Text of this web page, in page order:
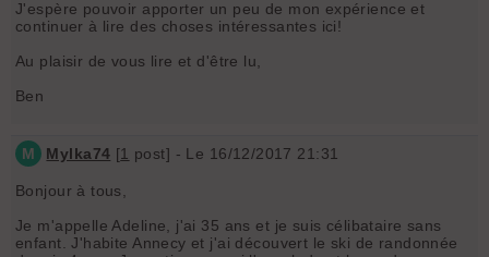
J'espère pouvoir apporter un peu de mon expérience et
continuer à lire des choses intéressantes ici!
Au plaisir de vous lire et d'être lu,
Ben
M Mylka74 [1 post] - Le 16/12/2017 21:31
Bonjour à tous,
Je m'appelle Adeline, j'ai 35 ans et je suis célibataire sans
enfant. J'habite Annecy et j'ai découvert le ski de randonnée